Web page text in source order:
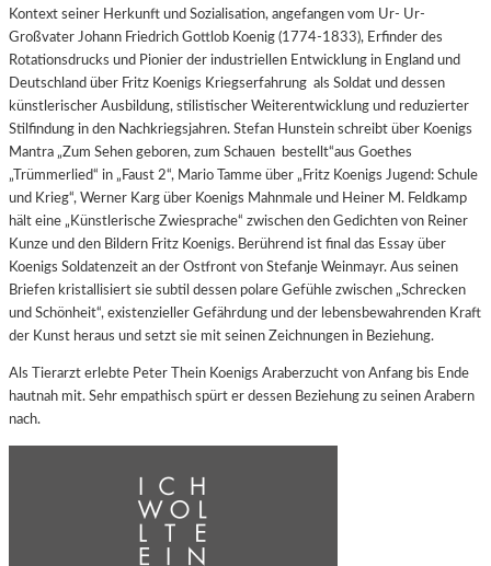
Kontext seiner Herkunft und Sozialisation, angefangen vom Ur- Ur-
Großvater Johann Friedrich Gottlob Koenig (1774-1833), Erfinder des
Rotationsdrucks und Pionier der industriellen Entwicklung in England und
Deutschland über Fritz Koenigs Kriegserfahrung als Soldat und dessen
künstlerischer Ausbildung, stilistischer Weiterentwicklung und reduzierter
Stilfindung in den Nachkriegsjahren. Stefan Hunstein schreibt über Koenigs
Mantra „Zum Sehen geboren, zum Schauen bestellt“aus Goethes
„Trümmerlied“ in „Faust 2“, Mario Tamme über „Fritz Koenigs Jugend: Schule
und Krieg“, Werner Karg über Koenigs Mahnmale und Heiner M. Feldkamp
hält eine „Künstlerische Zwiesprache“ zwischen den Gedichten von Reiner
Kunze und den Bildern Fritz Koenigs. Berührend ist final das Essay über
Koenigs Soldatenzeit an der Ostfront von Stefanje Weinmayr. Aus seinen
Briefen kristallisiert sie subtil dessen polare Gefühle zwischen „Schrecken
und Schönheit“, existenzieller Gefährdung und der lebensbewahrenden Kraft
der Kunst heraus und setzt sie mit seinen Zeichnungen in Beziehung.
Als Tierarzt erlebte Peter Thein Koenigs Araberzucht von Anfang bis Ende
hautnah mit. Sehr empathisch spürt er dessen Beziehung zu seinen Arabern
nach.